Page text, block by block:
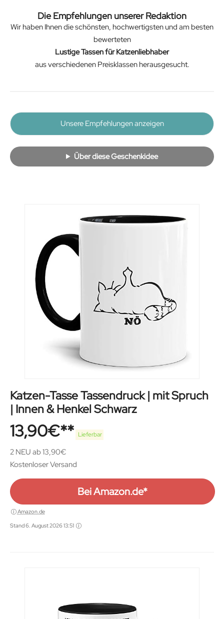
Die Empfehlungen unserer Redaktion
Wir haben Ihnen die schönsten, hochwertigsten und am besten
bewerteten
Lustige Tassen für Katzenliebhaber
aus verschiedenen Preisklassen herausgesucht.
Unsere Empfehlungen anzeigen
Über diese Geschenkidee
Katzen-Tasse Tassendruck | mit Spruch
| Innen & Henkel Schwarz
13,90€ Lieferbar
2 NEU ab 13,90€
Kostenloser Versand
Bei Amazon.de*
Amazon.de
Stand 6. August 2026 13:51